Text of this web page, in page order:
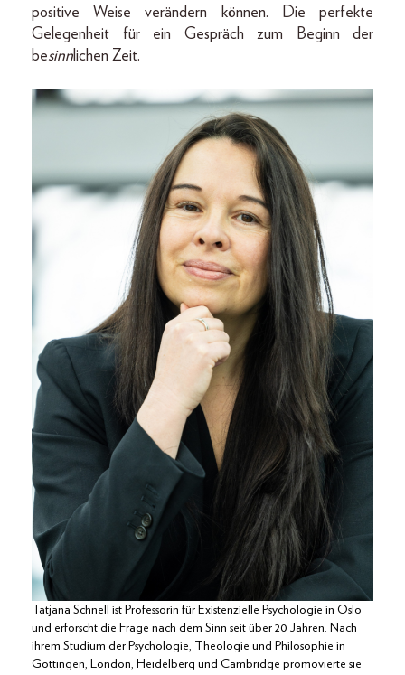
positive Weise verändern können. Die perfekte
Gelegenheit für ein Gespräch zum Beginn der
besinnlichen Zeit.
Tatjana Schnell ist Professorin für Existenzielle Psychologie in Oslo
und erforscht die Frage nach dem Sinn seit über 20 Jahren. Nach
ihrem Studium der Psychologie, Theologie und Philosophie in
Göttingen, London, Heidelberg und Cambridge promovierte sie